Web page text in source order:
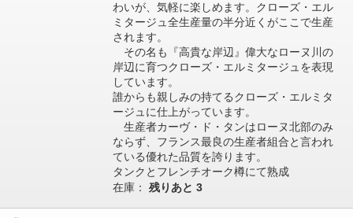
わいが、気軽に楽しめます。クローズ・エル
ミタージュ全生産量の半分近くがここで生産
されます。
その名も『高貴な岸辺』偉大なローヌ川の
岸辺に育つクローズ・エルミタージュを表現
しています。
誰からも親しみの持てるクローズ・エルミタ
ージュに仕上がっています。
生産者カーヴ・ド・タンはローヌ北部のみ
ならず、フランス最良の生産者組合と言われ
ている優れた品質を誇ります。
タンクとフレンチオーク樽にて熟成
在庫： 残りあと 3